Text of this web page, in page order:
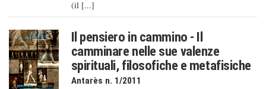
(il [...]
Il pensiero in cammino - Il
camminare nelle sue valenze
spirituali, filosofiche e metafisiche
Antarès n. 1/2011